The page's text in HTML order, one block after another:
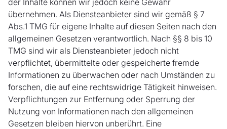
übernehmen. Als Diensteanbieter sind wir gemäß § 7
Abs.1 TMG für eigene Inhalte auf diesen Seiten nach den
allgemeinen Gesetzen verantwortlich. Nach §§ 8 bis 10
TMG sind wir als Diensteanbieter jedoch nicht
verpflichtet, übermittelte oder gespeicherte fremde
Informationen zu überwachen oder nach Umständen zu
forschen, die auf eine rechtswidrige Tätigkeit hinweisen.
Verpflichtungen zur Entfernung oder Sperrung der
Nutzung von Informationen nach den allgemeinen
Gesetzen bleiben hiervon unberührt. Eine